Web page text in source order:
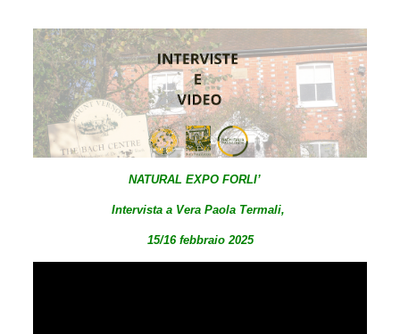
NATURAL EXPO FORLI’
Intervista a Vera Paola Termali,
15/16 febbraio 2025